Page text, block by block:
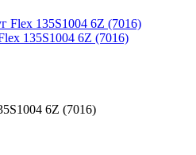
135S1004 6Z (7016)
6Z (7016)